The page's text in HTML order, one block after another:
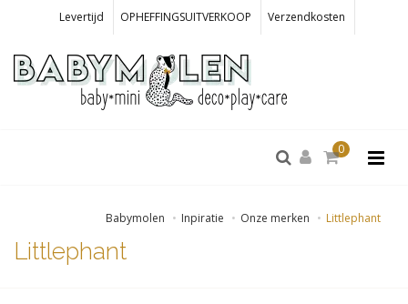
Levertijd OPHEFFINGSUITVERKOOP Verzendkosten
0
Babymolen Inpiratie Onze merken Littlephant
Littlephant